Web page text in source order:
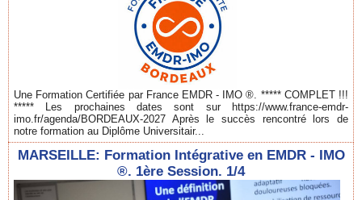
Une Formation Certifiée par France EMDR - IMO ®. ***** COMPLET !!!
***** Les prochaines dates sont sur https://www.france-emdr-
imo.fr/agenda/BORDEAUX-2027 Après le succès rencontré lors de
notre formation au Diplôme Universitair...
MARSEILLE: Formation Intégrative en EMDR - IMO
®. 1ère Session. 1/4